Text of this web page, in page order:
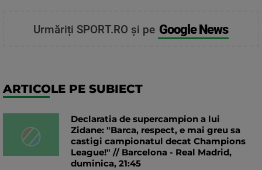
Urmăriți SPORT.RO și pe Google News
ARTICOLE PE SUBIECT
Declaratia de supercampion a lui
Zidane: "Barca, respect, e mai greu sa
castigi campionatul decat Champions
League!" // Barcelona - Real Madrid,
duminica, 21:45